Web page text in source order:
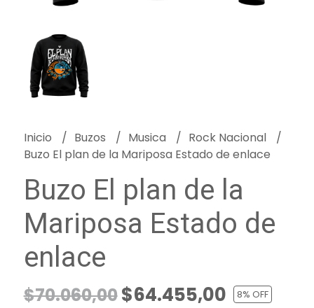
Inicio Buzos Musica
Rock Nacional
Buzo El plan de la Mariposa Estado de enlace
Buzo El plan de la
Mariposa Estado de
enlace
$70.060,00$64.455,00 8% OFF